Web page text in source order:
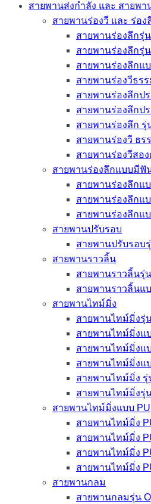
สายพานส่งกำลัง และ สายพา
สายพานร่องวี และ ร่อง
สายพานร่องลึกรุ่
สายพานร่องลึกรุ่
สายพานร่องลึกแ
สายพานร่องวีธร
สายพานร่องลึกป
สายพานร่องลึกป
สายพานร่องลึก รุ่
สายพานร่องวี ธร
สายพานร่องวีสอ
สายพานร่องลึกแบบมีฟั
สายพานร่องลึกแ
สายพานร่องลึกแ
สายพานร่องลึกแ
สายพานปรับรอบ
สายพานปรับรอบ
สายพานราวลิ้น
สายพานราวลิ้นรุ่
สายพานราวลิ้นแ
สายพานไทม์มิ่ง
สายพานไทม์มิ่งรุ่
สายพานไทม์มิ่งแ
สายพานไทม์มิ่งแ
สายพานไทม์มิ่งแ
สายพานไทม์มิ่ง รุ่
สายพานไทม์มิ่งรุ่
สายพานไทม์มิ่งแบบ PU
สายพานไทม์มิ่ง
สายพานไทม์มิ่ง
สายพานไทม์มิ่ง
สายพานไทม์มิ่ง
สายพานกลม
สายพานกลมรุ่น